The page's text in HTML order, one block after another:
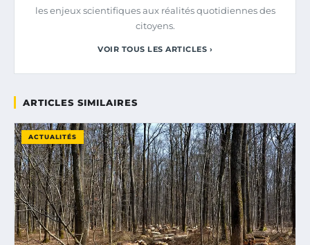
les enjeux scientifiques aux réalités quotidiennes des
citoyens.
VOIR TOUS LES ARTICLES ›
ARTICLES SIMILAIRES
ACTUALITÉS